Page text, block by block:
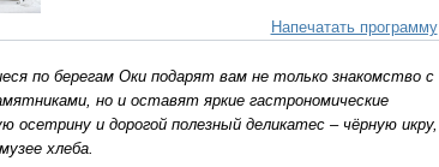
Напечатать программу
по берегам Оки подарят вам не только знакомство с
но и оставят яркие гастрономические
осетрину и дорогой полезный деликатес – чёрную икру,
хлеба.